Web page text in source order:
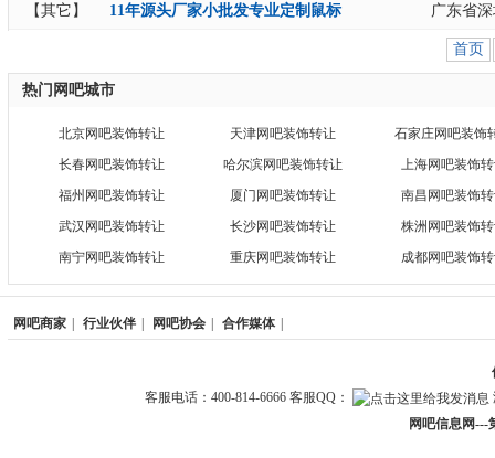
【其它】 11年源头厂家小批发专业定制鼠标 广东省
首页
热门网吧城市
北京网吧装饰转让 天津网吧装饰转让
石家庄网吧装饰
长春网吧装饰转让
哈尔滨网吧装饰转让
上海网吧装饰
福州网吧装饰转让
厦门网吧装饰转让
南昌网吧装饰
武汉网吧装饰转让
长沙网吧装饰转让
株洲网吧装饰
南宁网吧装饰转让
重庆网吧装饰转让 成都网吧装饰
网吧商家 行业伙伴 网吧协会 合作媒体
客服电话：400-814-6666 客服QQ：
网吧信息网---